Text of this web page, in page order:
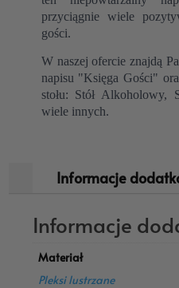
przyciągnie wiele
gości.
W naszej ofercie znajdą
napisu "Księga Gości"
stołu: Stół Alkoholowy,
wiele innych.
Informacje
Informacje
Materiał
Pleksi lustrzane